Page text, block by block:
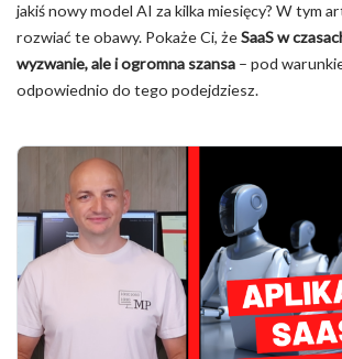
jakiś nowy model AI za kilka miesięcy? W tym
rozwiać te obawy. Pokaże Ci, żeSaaS w
wyzwanie, ale i ogromna szansa – pod
odpowiednio do tego podejdziesz.